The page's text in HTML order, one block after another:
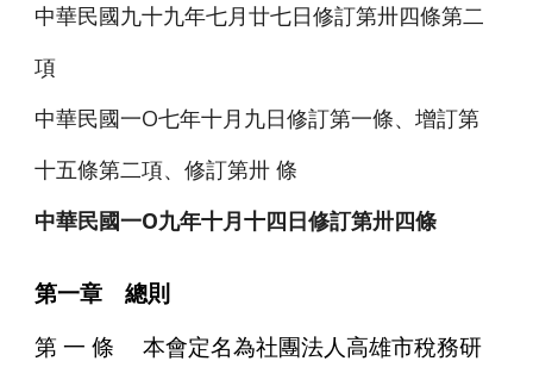
中華民國九十九年七月廿七日修訂第卅四條第二
項
中華民國一O七年十月九日修訂第一條、增訂第
十五條第二項、修訂第卅 條
中華民國一O九年十月十四日修訂第卅四條
第一章 總則
第 一 條 本會定名為社團法人高雄市稅務研